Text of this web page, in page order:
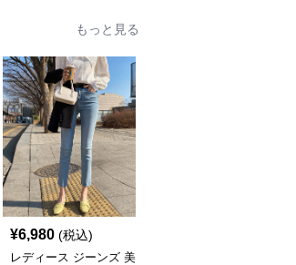
もっと見る
¥6,980 (税込)
レディース ジーンズ 美